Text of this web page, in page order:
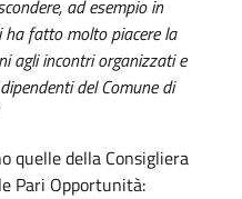
ad esempio in
fatto molto piacere la
agli incontri organizzati e
del Comune di
quelle della Consigliera
Pari Opportunità: